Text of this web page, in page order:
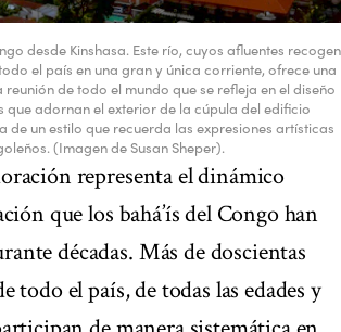
desde Kinshasa. Este río, cuyos afluentes recogen
el país en una gran y única corriente, ofrece una
de todo el mundo que se refleja en el diseño
que adornan el exterior de la cúpula del edificio
de un estilo que recuerda las expresiones artísticas
(Imagen de Susan Sheper).
representa el dinámico
que los bahá’ís del Congo han
décadas. Más de doscientas
todo el país, de todas las edades y